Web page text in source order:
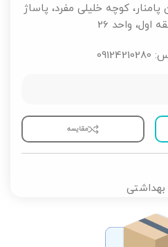
پامنار، کوچه خلیلی مفرد، پاساژ
اول، واحد 26
مقايسه
بهداشتی